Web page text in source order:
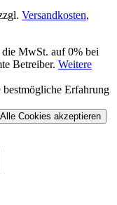
Versandkosten,
MwSt. auf 0% bei
Betreiber. Weitere
Erfahrung
Alle Cookies akzeptieren